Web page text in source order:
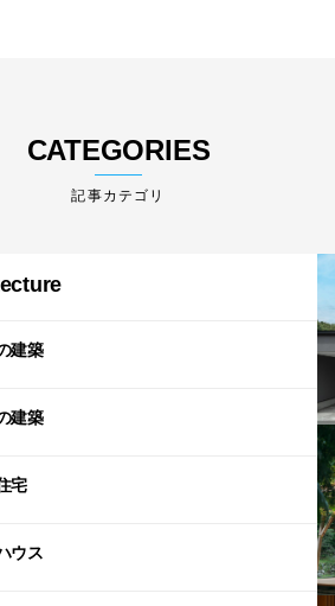
CATEGORIES
建築
建築
宅
ウス